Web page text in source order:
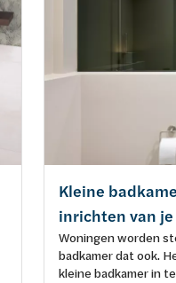
Kleine
inrichten van
Woningen worden
badkamer dat ook.
kleine badkamer in